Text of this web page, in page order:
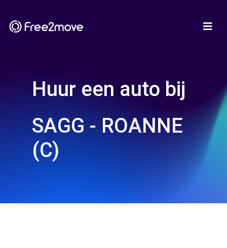
Huur een auto bij
SAGG - ROANNE
(C)